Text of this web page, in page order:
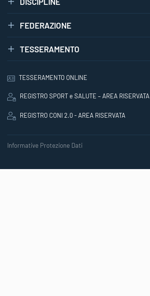
FEDERAZIONE
TESSERAMENTO
TESSERAMENTO ONLINE
REGISTRO SPORT e SALUTE – AREA RISERVATA
REGISTRO CONI 2.0 - AREA RISERVATA
Informative Protezione Dati